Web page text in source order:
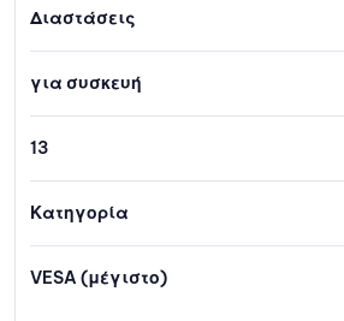
Διαστάσεις
για συσκευή
13
Κατηγορία
VESA (μέγιστο)